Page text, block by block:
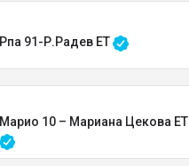
Рпа 91-Р.Радев ЕТ
Марио 10 – Мариана Цекова ЕТ